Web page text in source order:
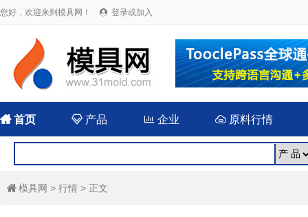
您好，欢迎来到模具网！  登录或加入
首页  产品 企业 原料行情
 模具网 > 行情 > 正文